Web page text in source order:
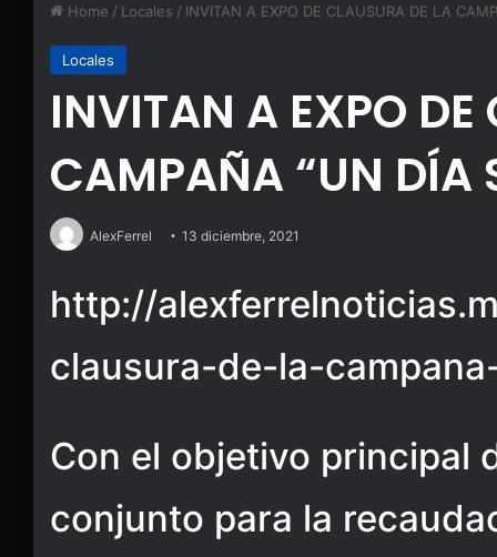
Home / Locales / INVITAN A EXPO DE CLAUSURA DE LA
Locales
INVITAN A EXPO DE
CAMPAÑA “UN DÍA
AlexFerrel 13 diciembre, 2021
http://
clausura-de-la-
Con el objetivo principal
conjunto para la